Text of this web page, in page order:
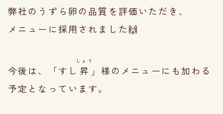
弊社のうずら卵の品質を評価いただき、
メニューに採用されました🙌
今後は、「すし 昇
しょう
」様のメニューにも加わる
予定となっています。